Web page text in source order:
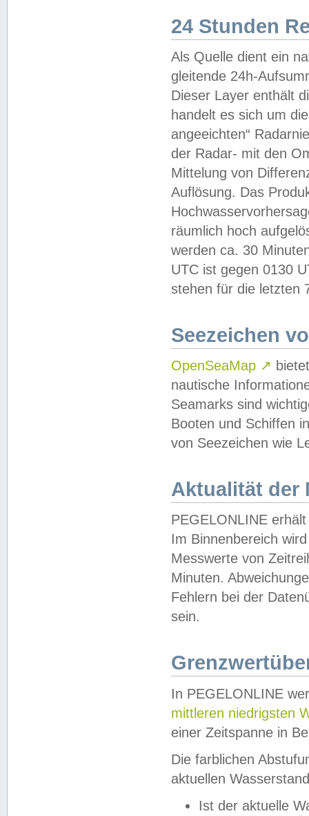
24 Stunden
Als Quelle dient ein
gleitende 24h-
Dieser Layer enthält
handelt es sich um
angeeichten“
der Radar- mit den
Mittelung von
Auflösung. Das
räumlich hoch
werden ca. 30
UTC ist gegen 0130
stehen für die letzten
Seezeichen
OpenSeaMap ↗
nautische
Seamarks sind
Booten und Schiffen
von Seezeichen wie
Aktualität der
PEGELONLINE
Im Binnenbereich
Messwerte von
Minuten.
Fehlern bei der
sein.
In PEGELONLINE
mittleren niedrigsten
einer Zeitspanne in
Die farblichen
aktuellen
Ist der aktuelle